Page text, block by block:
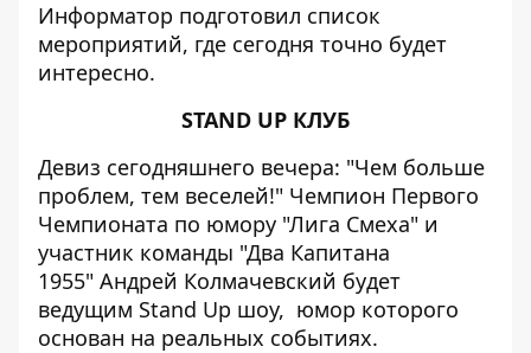
Информатор подготовил список
мероприятий, где сегодня точно будет
интересно.
STAND UP КЛУБ
Девиз сегодняшнего вечера: "Чем больше
проблем, тем веселей!" Чемпион Первого
Чемпионата по юмору "Лига Смеха" и
участник команды "Два Капитана
1955" Андрей Колмачевский будет
ведущим Stand Up шоу, юмор которого
основан на реальных событиях.